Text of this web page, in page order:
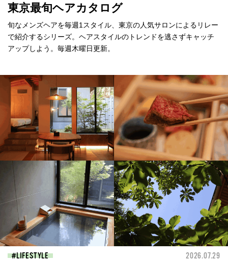
東京最旬ヘアカタログ
旬なメンズヘアを毎週1スタイル、東京の人気サロンによるリレー
で紹介するシリーズ。ヘアスタイルのトレンドを逃さずキャッチ
アップしよう。毎週木曜日更新。
LIFESTYLE 2026.07.29